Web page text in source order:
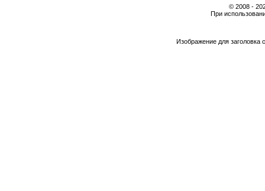
© 2008 -
При
Изображение для